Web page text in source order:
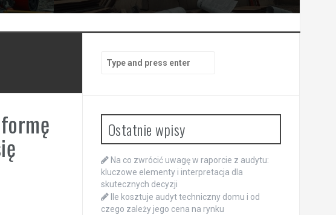
for:
Ostatnie wpisy
Na co zwrócić uwagę w raporcie z audytu:
kluczowe elementy i interpretacja dla
skutecznych decyzji
Ile kosztuje audyt techniczny domu i od
czego zależy jego cena na rynku